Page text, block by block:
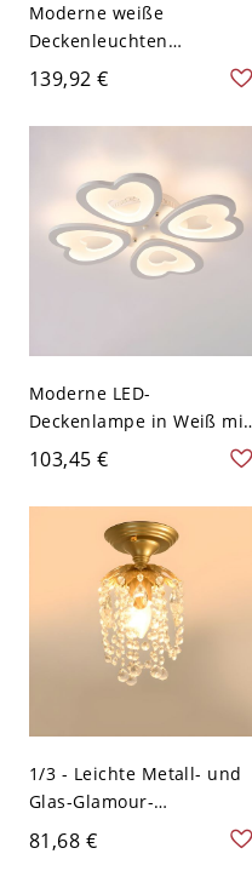
Moderne weiße
Deckenleuchten
Innenraum Halb-Flush-
Montagebeleuchtung -
110V-120V 3 Weißlicht
139,92 €
Moderne LED-
Deckenlampe in Weiß mit
halbflacher Montage für
Weißlicht
103,45 €
1/3 - Leichte Metall- und
Glas-Glamour-
Deckenleuchte in Gold
und Schwarz - 110V-120V
81,68 €